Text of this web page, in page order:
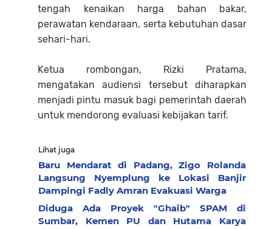
tengah kenaikan harga bahan bakar,
perawatan kendaraan, serta kebutuhan dasar
sehari-hari.
Ketua rombongan, Rizki Pratama,
mengatakan audiensi tersebut diharapkan
menjadi pintu masuk bagi pemerintah daerah
untuk mendorong evaluasi kebijakan tarif.
Lihat juga
Baru Mendarat di Padang, Zigo Rolanda
Langsung Nyemplung ke Lokasi Banjir
Dampingi Fadly Amran Evakuasi Warga
Diduga Ada Proyek "Ghaib" SPAM di
Sumbar, Kemen PU dan Hutama Karya